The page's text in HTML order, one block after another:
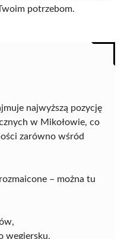
potrzebom.
najwyższą pozycję
w Mikołowie, co
zarówno wśród
– można tu
węgiersku,